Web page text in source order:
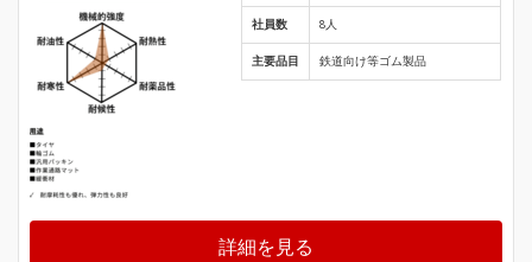
社員数 8人
主要品目 鉄道向け等ゴム製品
詳細を見る